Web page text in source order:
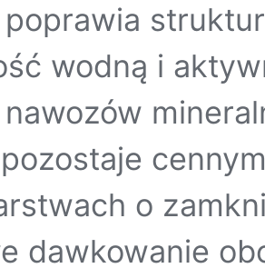
wodną i
o
dawkowanie